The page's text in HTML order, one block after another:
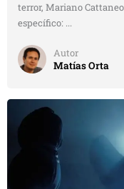
terror, Mariano
específico: ...
Autor
Matías Orta